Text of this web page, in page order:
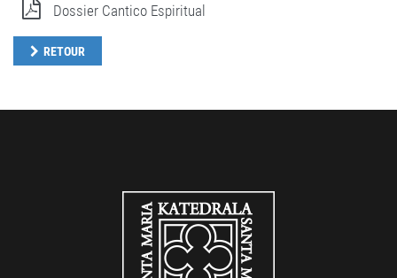
Dossier Cantico Espiritual
RETOUR